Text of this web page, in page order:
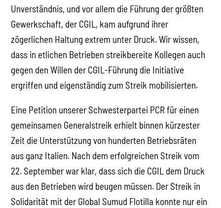
Unverständnis, und vor allem die Führung der größten
Gewerkschaft, der CGIL, kam aufgrund ihrer
zögerlichen Haltung extrem unter Druck. Wir wissen,
dass in etlichen Betrieben streikbereite Kollegen auch
gegen den Willen der CGIL-Führung die Initiative
ergriffen und eigenständig zum Streik mobilisierten.
Eine Petition unserer Schwesterpartei PCR für einen
gemeinsamen Generalstreik erhielt binnen kürzester
Zeit die Unterstützung von hunderten Betriebsräten
aus ganz Italien. Nach dem erfolgreichen Streik vom
22. September war klar, dass sich die CGIL dem Druck
aus den Betrieben wird beugen müssen. Der Streik in
Solidarität mit der Global Sumud Flotilla konnte nur ein